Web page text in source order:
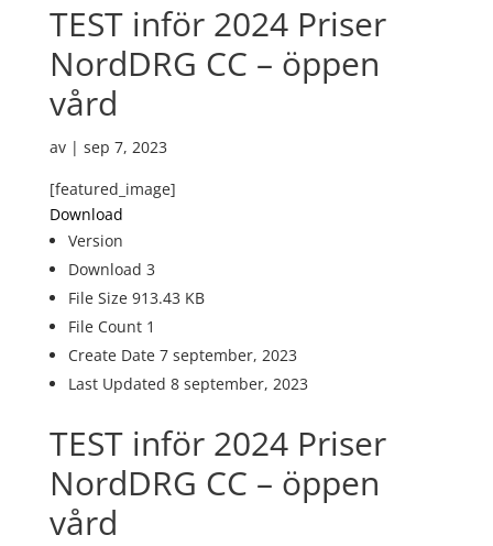
TEST inför 2024 Priser
NordDRG CC – öppen
vård
av | sep 7, 2023
[featured_image]
Download
Version
Download 3
File Size 913.43 KB
File Count 1
Create Date 7 september, 2023
Last Updated 8 september, 2023
TEST inför 2024 Priser
NordDRG CC – öppen
vård